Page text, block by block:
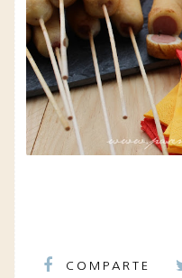
COMPARTE